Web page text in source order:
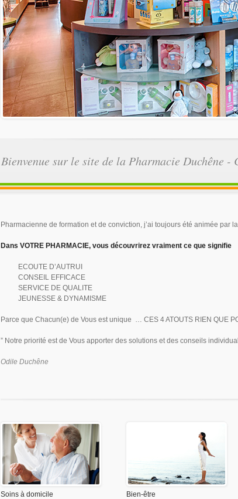
Bienvenue sur le site de la Pharmacie Duchêne -
Pharmacienne de formation et de conviction, j’ai toujours été animée par
Dans VOTRE PHARMACIE, vous découvrirez vraiment ce que signifie
ECOUTE D’AUTRUI
CONSEIL EFFICACE
SERVICE DE QUALITE
JEUNESSE & DYNAMISME
Parce que Chacun(e) de Vous est unique … CES 4 ATOUTS RIEN QUE
” Notre priorité est de Vous apporter des solutions et des conseils
Odile Duchêne
Soins à domicile Bien-être